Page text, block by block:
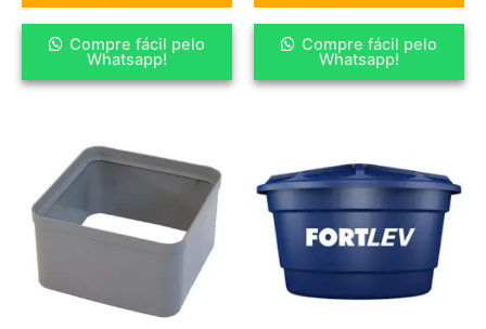
Compre fácil pelo
Whatsapp!
Compre fácil pelo
Whatsapp!